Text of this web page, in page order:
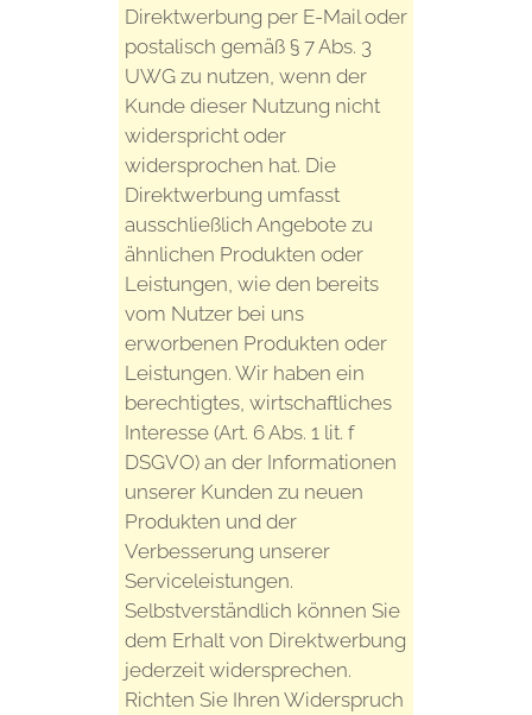
Direktwerbung per E-Mail oder
postalisch gemäß § 7 Abs. 3
UWG zu nutzen, wenn der
Kunde dieser Nutzung nicht
widerspricht oder
widersprochen hat. Die
Direktwerbung umfasst
ausschließlich Angebote zu
ähnlichen Produkten oder
Leistungen, wie den bereits
vom Nutzer bei uns
erworbenen Produkten oder
Leistungen. Wir haben ein
berechtigtes, wirtschaftliches
Interesse (Art. 6 Abs. 1 lit. f
DSGVO) an der Informationen
unserer Kunden zu neuen
Produkten und der
Verbesserung unserer
Serviceleistungen.
Selbstverständlich können Sie
dem Erhalt von Direktwerbung
jederzeit widersprechen.
Richten Sie Ihren Widerspruch